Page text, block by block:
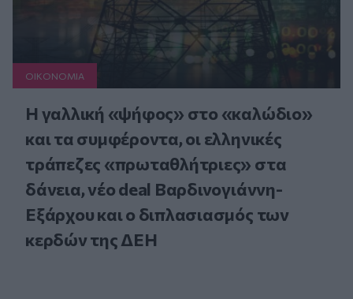
ΟΙΚΟΝΟΜΙΑ
Η γαλλική «ψήφος» στο «καλώδιο»
και τα συμφέροντα, οι ελληνικές
τράπεζες «πρωταθλήτριες» στα
δάνεια, νέο deal Βαρδινογιάννη-
Εξάρχου και ο διπλασιασμός των
κερδών της ΔΕΗ